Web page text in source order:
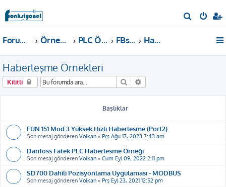
r
Forum ana sayfa Örnekler ve Dokümanlar PLC Örnekleri FBs, B1, B1z, HB1 PLC Haberleşme Örnekleri
Haberleşme Örnekleri
Kilitli Ara
Başlıklar
FUN 151 Mod 3 Yüksek Hızlı Haberleşme (Port2)
Son mesaj gönderen Volkan « Prş Ağu 17, 2023 7:43 am
Danfoss Fatek PLC Haberleşme Örneği
Son mesaj gönderen Volkan « Cum Eyl 09, 2022 2:11 pm
SD700 Dahili Pozisyonlama Uygulaması - MODBUS
Son mesaj gönderen Volkan « Prş Eyl 23, 2021 12:52 pm